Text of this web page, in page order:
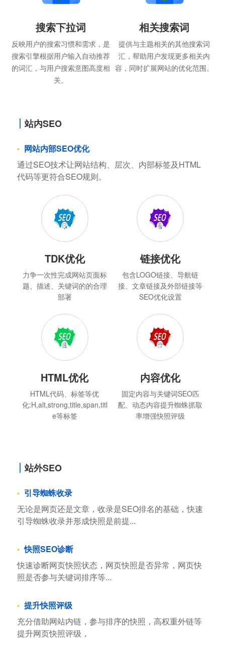
搜索下拉词
反映用户的搜索习惯和需求，是
搜索引擎根据用户输入自动推荐
的词汇，与用户搜索意图高度相
关。
相关搜索词
提供与主题相关的其他搜索词
汇，帮助用户发现更多相关内
容，同时扩展网站的优化范围。
站内SEO
网站内部SEO优化
通过SEO技术让网站结构、层次、内部标签及HTML
代码等更符合SEO规则。
TDK优化
力争一次性完成网站页面标
题、描述、关键词的的合理
部署
链接优化
包含LOGO链接、导航链
接、文章链接及外部链接等
SEO优化设置
HTML优化
HTML代码、标签等优
化:H,alt,strong,title,span,titl
e等标签
内容优化
固定内容与关键词SEO匹
配、动态内容提升蜘蛛抓取
率增强快照评级
站外SEO
引导蜘蛛收录
无论是网页还是文章，收录是SEO排名的基础，快速
引导蜘蛛收录并形成快照是前提...
快照SEO诊断
快速诊断网页快照状态，网页快照是否异常，网页快
照是否参与关键词排序等...
提升快照评级
充分借助网站内链，参与排序的快照，高权重外链等
提升网页快照评级，